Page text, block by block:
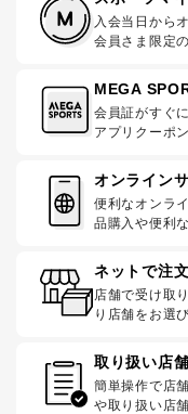
入会当日から
会員さま限定
MEGA
会員証がすぐ
アプリクーポ
オンライン
便利なオンラ
品購入や便利
ネットで注
店舗で受け取
り店舗をお選
取り扱い店
簡単操作で店
や取り扱い店